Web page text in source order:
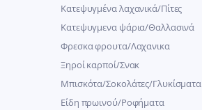
Kατεψυγμένα λαχανικά/Πίτες
Κατεψυγμενα ψάρια/Θαλλασινά
Φρεσκα φρουτα/Λαχανικα
Ξηροί καρποί/Σνακ
Μπισκότα/Σοκολάτες/Γλυκίσματα
Είδη πρωινού/Ροφήματα